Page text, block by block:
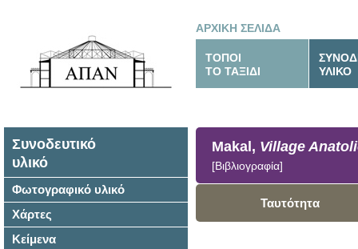
ΑΡΧΙΚΗ ΣΕΛΙΔΑ
ΤΟΠΟΙ
ΤΟ ΤΑΞΙΔΙ
ΥΛΙΚΟ
Συνοδευτικό
υλικό
Φωτογραφικό υλικό
Χάρτες
Κείμενα
Makal, Village
[Βιβλιογραφία]
Ταυτότητα